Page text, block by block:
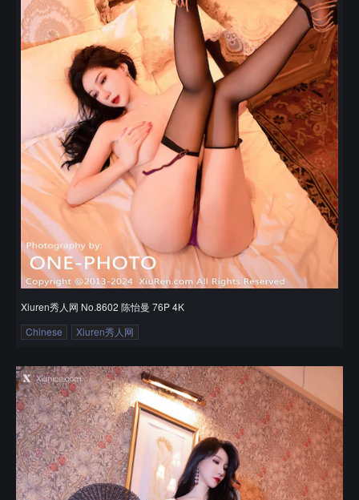
Xiuren秀人网 No.8602 陈怡曼 76P 4K
Chinese
Xiuren秀人网